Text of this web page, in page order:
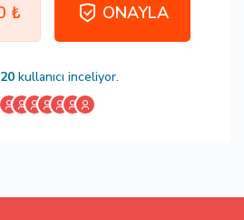
₺ ONAYLA
20kullanıcı inceliyor.